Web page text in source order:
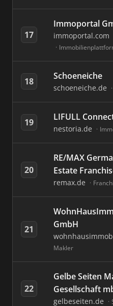
17
Immoportal
immoportal.com
18 Schoeneiche
schoeneiche.de
19 LIFULL
nestoria.de
20
RE/MAX
Estate
remax.de
21
GmbH
Makler
22
Gelbe Seiten
Gesellschaft
gelbeseiten.de